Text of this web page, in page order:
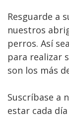
Resguarde a
nuestros
perros. Así
para realizar
son los más
Suscríbase a
estar cada